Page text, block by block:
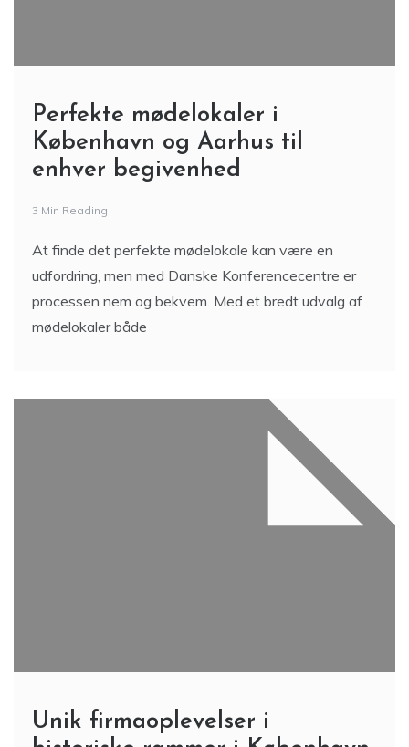
Perfekte mødelokaler i
København og Aarhus til
enhver begivenhed
3 Min Reading
At finde det perfekte mødelokale kan være en
udfordring, men med Danske Konferencecentre er
processen nem og bekvem. Med et bredt udvalg af
mødelokaler både
Unik firmaoplevelser i